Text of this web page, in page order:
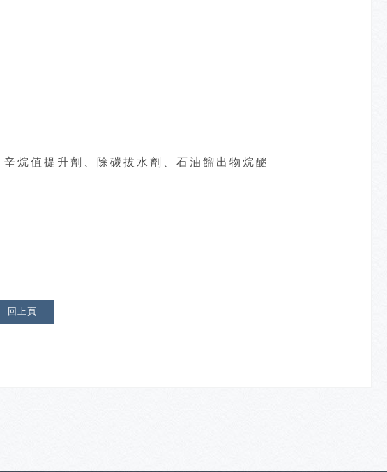
烷值提升劑、除碳拔水劑、石油餾出物烷醚
回上頁